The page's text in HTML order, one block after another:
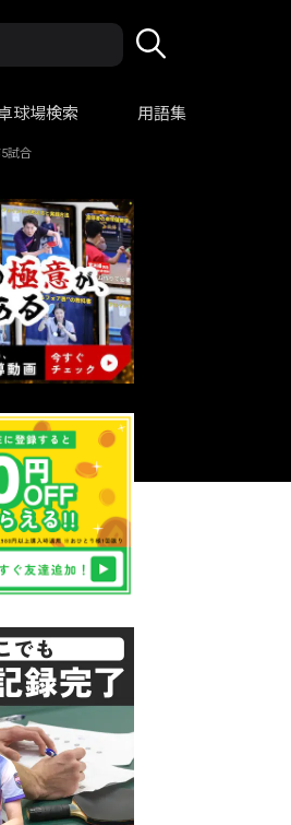
球場検索 用語集
試合